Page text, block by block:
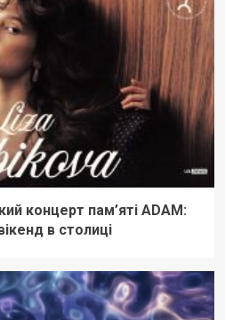
концерт пам’яті ADAM:
в столиці